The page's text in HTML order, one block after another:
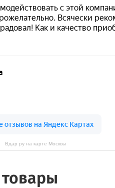
Вдар ру на карте Москвы